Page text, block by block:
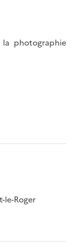
photographie
le-Roger